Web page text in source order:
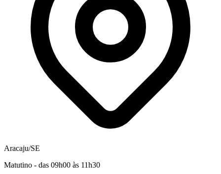
Aracaju/SE
Matutino - das 09h00 às 11h30